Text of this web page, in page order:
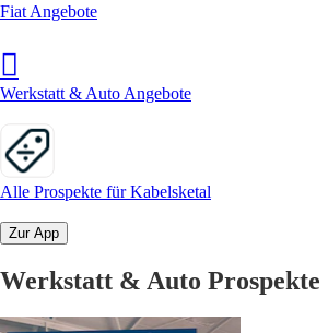
Fiat Angebote
Werkstatt & Auto Angebote
Alle Prospekte für Kabelsketal
Zur App
Werkstatt & Auto Prospekte